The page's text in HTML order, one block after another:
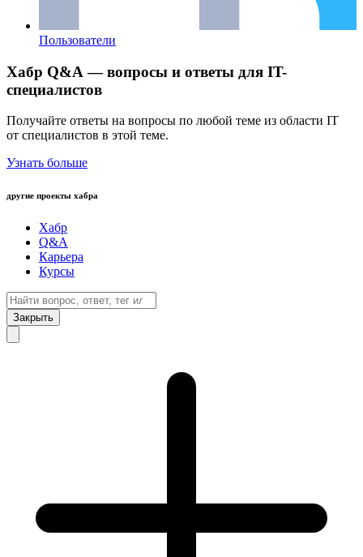
Пользователи
Хабр Q&A — вопросы и ответы для IT-
специалистов
Получайте ответы на вопросы по любой теме из области IT
от специалистов в этой теме.
Узнать больше
другие проекты хабра
Хабр
Q&A
Карьера
Курсы
Закрыть